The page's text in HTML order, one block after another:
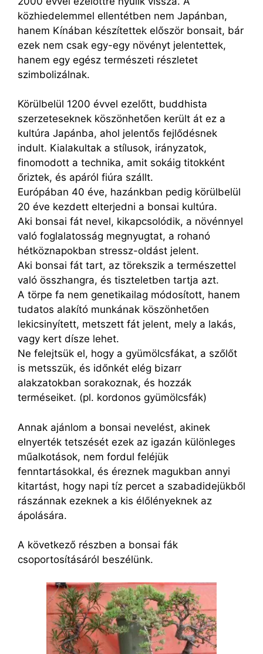
közhiedelemmel ellentétben nem Japánban,
hanem Kínában készítettek először bonsait, bár
ezek nem csak egy-egy növényt jelentettek,
hanem egy egész természeti részletet
szimbolizálnak.
Körülbelül 1200 évvel ezelőtt, buddhista
szerzeteseknek köszönhetően került át ez a
kultúra Japánba, ahol jelentős fejlődésnek
indult. Kialakultak a stílusok, irányzatok,
finomodott a technika, amit sokáig titokként
őriztek, és apáról fiúra szállt.
Európában 40 éve, hazánkban pedig körülbelül
20 éve kezdett elterjedni a bonsai kultúra.
Aki bonsai fát nevel, kikapcsolódik, a növénnyel
való foglalatosság megnyugtat, a rohanó
hétköznapokban stressz-oldást jelent.
Aki bonsai fát tart, az törekszik a természettel
való összhangra, és tiszteletben tartja azt.
A törpe fa nem genetikailag módosított, hanem
tudatos alakító munkának köszönhetően
lekicsinyített, metszett fát jelent, mely a lakás,
vagy kert dísze lehet.
Ne felejtsük el, hogy a gyümölcsfákat, a szőlőt
is metsszük, és időnkét elég bizarr
alakzatokban sorakoznak, és hozzák
terméseiket. (pl. kordonos gyümölcsfák)
Annak ajánlom a bonsai nevelést, akinek
elnyerték tetszését ezek az igazán különleges
műalkotások, nem fordul feléjük
fenntartásokkal, és éreznek magukban annyi
kitartást, hogy napi tíz percet a szabadidejükből
rászánnak ezeknek a kis élőlényeknek az
ápolására.
A következő részben a bonsai fák
csoportosításáról beszélünk.